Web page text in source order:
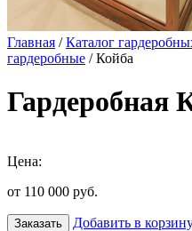
Главная /Каталог
гардеробные / Койба
Гардеробная
Цена:
от 110 000 руб.
Заказать Добавить в